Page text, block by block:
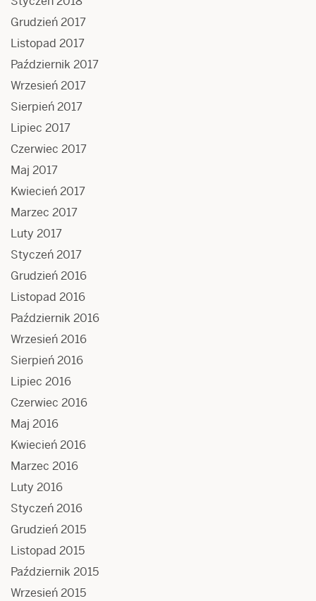
Grudzień 2017
Listopad 2017
Październik 2017
Wrzesień 2017
Sierpień 2017
Lipiec 2017
Czerwiec 2017
Maj 2017
Kwiecień 2017
Marzec 2017
Luty 2017
Styczeń 2017
Grudzień 2016
Listopad 2016
Październik 2016
Wrzesień 2016
Sierpień 2016
Lipiec 2016
Czerwiec 2016
Maj 2016
Kwiecień 2016
Marzec 2016
Luty 2016
Styczeń 2016
Grudzień 2015
Listopad 2015
Październik 2015
Wrzesień 2015